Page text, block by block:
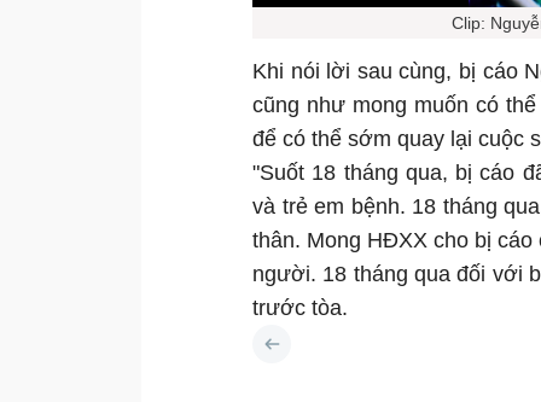
Clip:
Khi nói lời sau cùng, bị cáo
cũng như mong muốn có
để có thể sớm quay lại cuộc
"Suốt 18 tháng qua, bị cáo
và trẻ em bệnh. 18 tháng
thân. Mong HĐXX cho bị
người. 18 tháng qua đối với
trước tòa.